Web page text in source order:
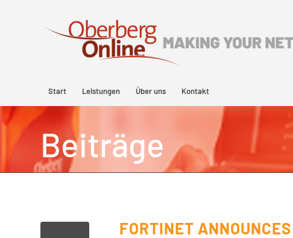
Start Leistungen Über uns Kontakt
Beiträge
FORTINET